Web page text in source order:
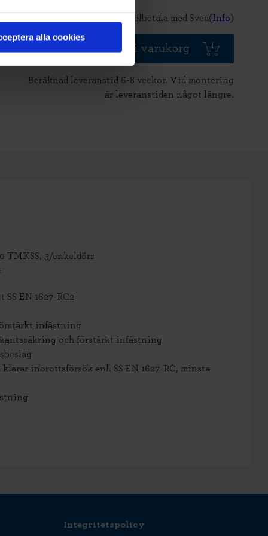
alla cookies
Delbetala med Svea(Info)
Lägg i varukorg
Beräknad leveranstid 6-8 veckor. Vid montering
är leveranstiden något längre.
TMKSS, 3/enkeldörr
EN 1627-RC2
infästning
och förstärkt infästning
klarar inbrottsförsök enl. SS EN 1627-RC, minsta
Integritetspolicy